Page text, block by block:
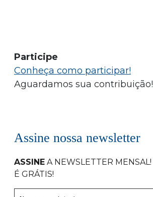
Participe
Conheça como participar!
Aguardamos sua contribuição!
Assine nossa newsletter
ASSINE A NEWSLETTER MENSAL!
É GRÁTIS!